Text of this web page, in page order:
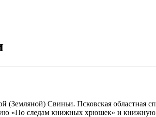
(Земляной) Свиньи. Псковская областная
«По следам книжных хрюшек» и книжную